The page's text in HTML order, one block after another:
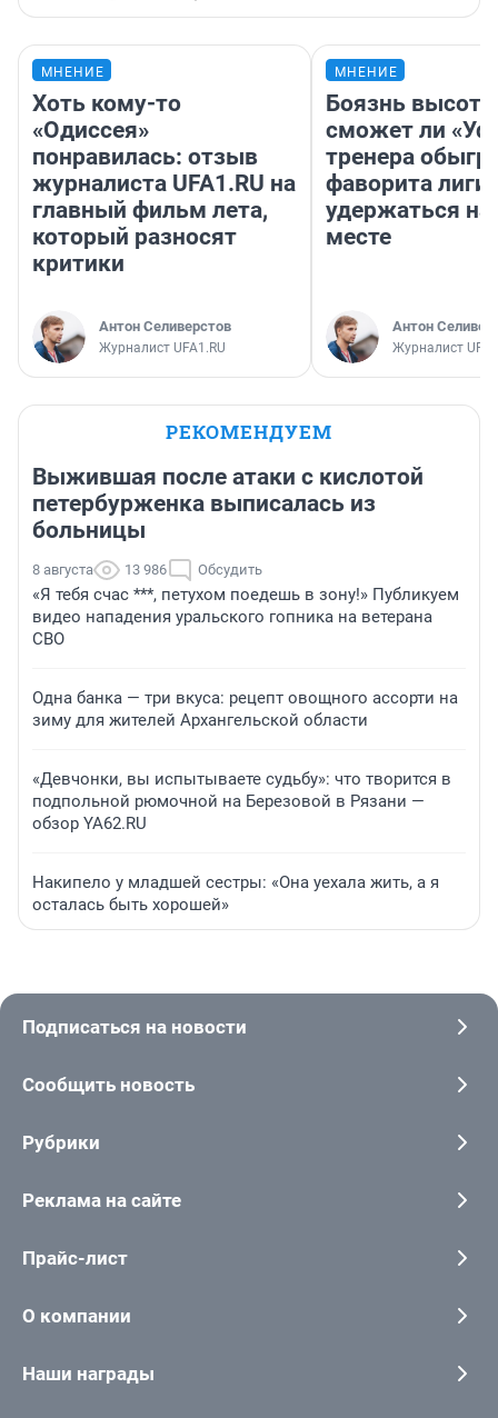
МНЕНИЕ
Хоть кому-то
«Одиссея»
понравилась: отзыв
журналиста UFA1.RU на
главный фильм лета,
который разносят
критики
Антон Селиверстов
Журналист UFA1.RU
МНЕНИЕ
Боязнь
сможет ли
тренера
фаворита лиги
удержаться
месте
Антон
Журналист
РЕКОМЕНДУЕМ
Выжившая после атаки с кислотой
петербурженка выписалась из
больницы
8 августа 13 986 Обсудить
«Я тебя счас ***, петухом поедешь в зону!» Публикуем
видео нападения уральского гопника на ветерана
СВО
Одна банка — три вкуса: рецепт овощного ассорти на
зиму для жителей Архангельской области
«Девчонки, вы испытываете судьбу»: что творится в
подпольной рюмочной на Березовой в Рязани —
обзор YA62.RU
Накипело у младшей сестры: «Она уехала жить, а я
осталась быть хорошей»
Подписаться на новости
Сообщить новость
Рубрики
Реклама на сайте
Прайс-лист
О компании
Наши награды